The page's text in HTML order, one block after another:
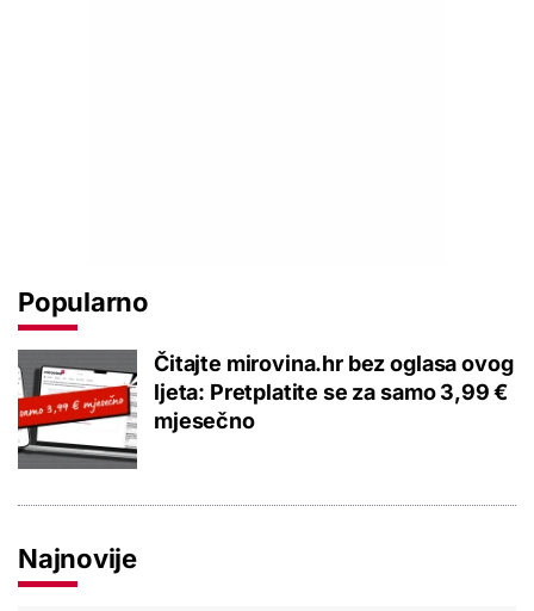
Popularno
Čitajte mirovina.hr bez oglasa ovog
ljeta: Pretplatite se za samo 3,99 €
mjesečno
Najnovije